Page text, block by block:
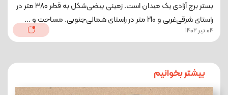
بستر برج آزادی یک میدان است. زمینی بیضی‌شکل به قطر 380 متر در
راستای شرقی‌غربی و 210 متر در راستای شمالی‌جنوبی. مساحت و ...
04 تیر 1402
بیشتر بخوانیم